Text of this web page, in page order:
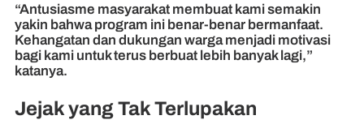
“Antusiasme masyarakat membuat kami semakin
yakin bahwa program ini benar-benar bermanfaat.
Kehangatan dan dukungan warga menjadi motivasi
bagi kami untuk terus berbuat lebih banyak lagi,”
katanya.
Jejak yang Tak Terlupakan